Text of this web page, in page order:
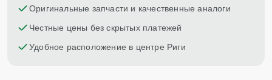
Оригинальные запчасти и качественные аналоги
Честные цены без скрытых платежей
Удобное расположение в центре Риги